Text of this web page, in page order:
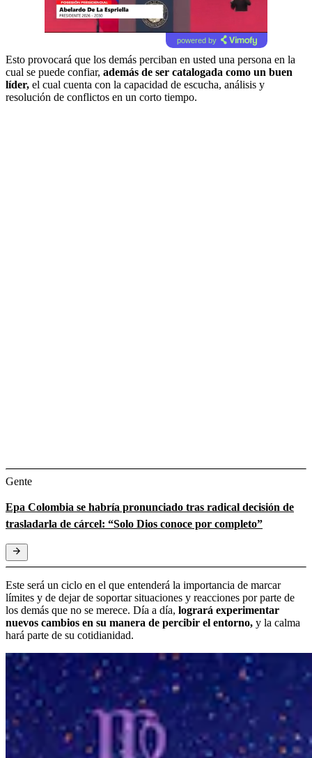
powered by
Esto provocará que los demás perciban en usted una persona en la
cual se puede confiar, además de ser catalogada como un buen
líder, el cual cuenta con la capacidad de escucha, análisis y
resolución de conflictos en un corto tiempo.
Gente
Epa Colombia se habría pronunciado tras radical decisión de
trasladarla de cárcel: “Solo Dios conoce por completo”
Este será un ciclo en el que entenderá la importancia de marcar
límites y de dejar de soportar situaciones y reacciones por parte de
los demás que no se merece. Día a día, logrará experimentar
nuevos cambios en su manera de percibir el entorno, y la calma
hará parte de su cotidianidad.